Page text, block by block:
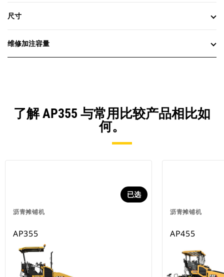
尺寸
维修加注容量
了解 AP355 与常用比较产品相比如
何。
沥青摊铺机
已选
AP355
沥青摊铺机
AP455